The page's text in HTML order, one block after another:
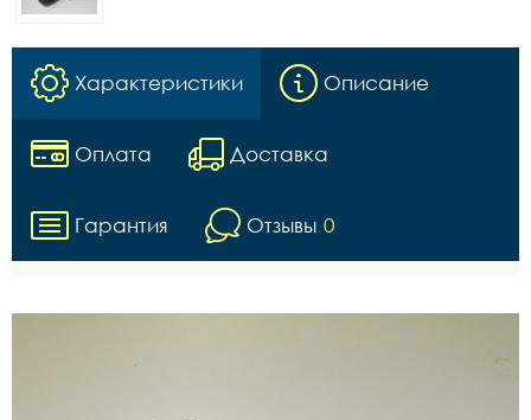
Характеристики Описание
Оплата Доставка
Гарантия Отзывы 0